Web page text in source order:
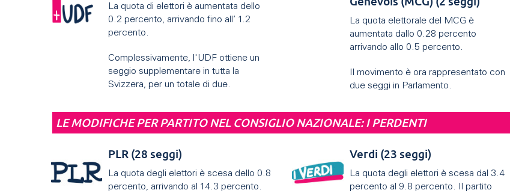
La quota di elettori è aumentata dello
0.2 percento, arrivando fino all’ 1.2
percento.
Complessivamente, l'UDF ottiene un
seggio supplementare in tutta la
Svizzera, per un totale di due.
La quota elettorale del MCG è
aumentata dallo 0.28 percento
arrivando allo 0.5 percento.
Il movimento è ora rappresentato con
due seggi in Parlamento.
LE MODIFICHE PER PARTITO NEL CONSIGLIO NAZIONALE: I PERDENTI
PLR (28 seggi)
La quota degli elettori è scesa dello 0.8
percento, arrivando al 14.3 percento.
Verdi (23 seggi)
La quota degli elettori è scesa dal 3.4
percento al 9.8 percento. Il partito